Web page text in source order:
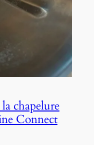
chapelure
Connect